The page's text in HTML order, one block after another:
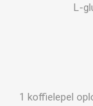
L-
1 koffielepel